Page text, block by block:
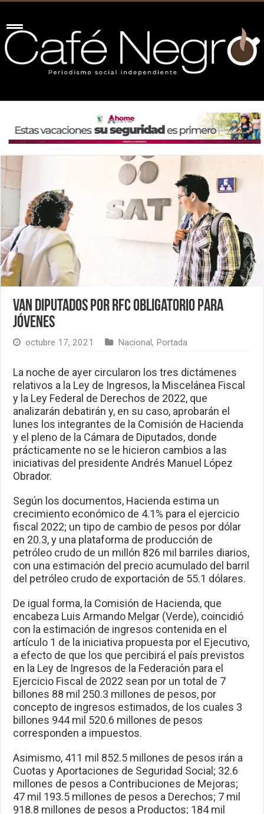
Van diputados por RFC obligatorio para
jóvenes
octubre 17, 2021 Nacional, Portada
La noche de ayer circularon los tres dictámenes
relativos a la Ley de Ingresos, la Miscelánea Fiscal
y la Ley Federal de Derechos de 2022, que
analizarán debatirán y, en su caso, aprobarán el
lunes los integrantes de la Comisión de Hacienda
y el pleno de la Cámara de Diputados, donde
prácticamente no se le hicieron cambios a las
iniciativas del presidente Andrés Manuel López
Obrador.
Según los documentos, Hacienda estima un
crecimiento económico de 4.1% para el ejercicio
fiscal 2022; un tipo de cambio de pesos por dólar
en 20.3, y una plataforma de producción de
petróleo crudo de un millón 826 mil barriles diarios,
con una estimación del precio acumulado del barril
del petróleo crudo de exportación de 55.1 dólares.
De igual forma, la Comisión de Hacienda, que
encabeza Luis Armando Melgar (Verde), coincidió
con la estimación de ingresos contenida en el
artículo 1 de la iniciativa propuesta por el Ejecutivo,
a efecto de que los que percibirá el país previstos
en la Ley de Ingresos de la Federación para el
Ejercicio Fiscal de 2022 sean por un total de 7
billones 88 mil 250.3 millones de pesos, por
concepto de ingresos estimados, de los cuales 3
billones 944 mil 520.6 millones de pesos
corresponden a impuestos.
Asimismo, 411 mil 852.5 millones de pesos irán a
Cuotas y Aportaciones de Seguridad Social; 32.6
millones de pesos a Contribuciones de Mejoras;
47 mil 193.5 millones de pesos a Derechos; 7 mil
918.8 millones de pesos a Productos; 184 mil